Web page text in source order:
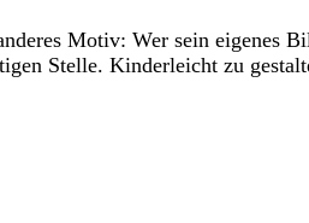
Motiv: Wer sein eigenes
Stelle. Kinderleicht zu